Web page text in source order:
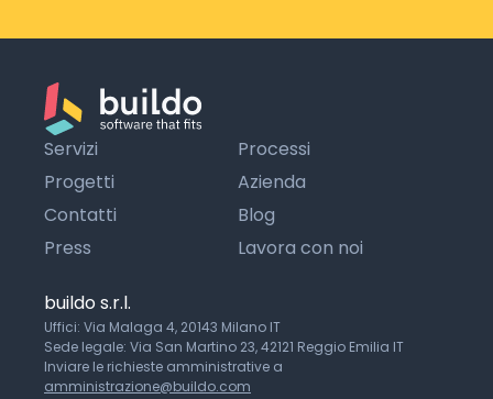
Servizi
Processi
Progetti
Azienda
Contatti
Blog
Press
Lavora con noi
buildo s.r.l.
Uffici: Via Malaga 4, 20143 Milano IT
Sede legale: Via San Martino 23, 42121 Reggio Emilia IT
Inviare le richieste amministrative a
amministrazione@buildo.com